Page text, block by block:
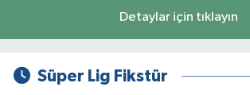
Detaylar için tıklayın
Süper Lig Fikstür